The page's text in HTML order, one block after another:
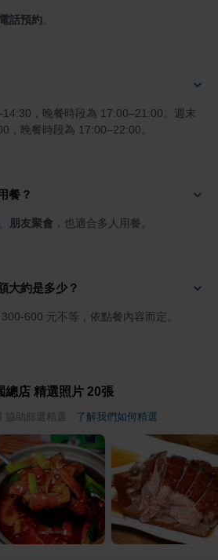
電話預約
，晚餐時段為 17:00–21:00。週末
，晚餐時段為 17:00–22:00。
餐？
朋友聚會 ，也適合多人用餐。
大約是多少？
600 元不等，依點餐內容而定。
總店 精選照片 20張
協助篩選精選 了解我們如何精選